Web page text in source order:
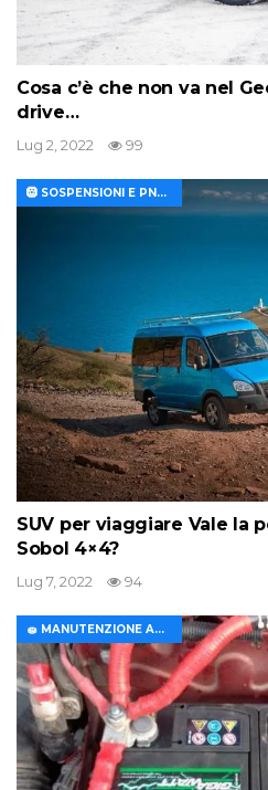
Cosa c’è che non va nel
drive…
Lug 2, 2022 99
🛞 SOSPENSIONI E PNEUMATICI
SUV per viaggiare Vale la
Sobol 4×4?
Lug 7, 2022 94
🧽 MANUTENZIONE AUTO